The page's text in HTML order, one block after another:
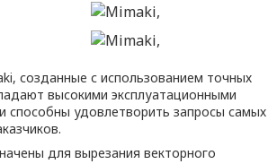
созданные с использованием точных
высокими эксплуатационными
способны удовлетворить запросы самых
для вырезания векторного